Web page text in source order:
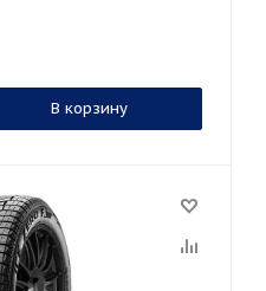
В корзину